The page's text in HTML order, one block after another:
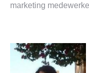
marketing